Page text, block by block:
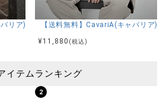
リア)カットジャケット/全3色
【送料無料】CavariA(キャバリア
¥11,880 (税込)
イテムランキング
2